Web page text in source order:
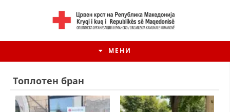
МЕНИ
Топлотен бран